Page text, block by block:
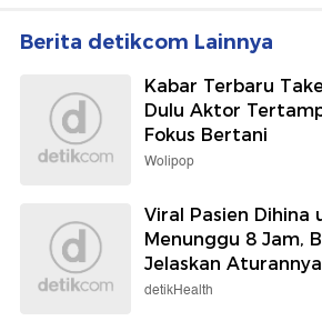
Berita detikcom Lainnya
Kabar Terbaru
Dulu Aktor
Fokus Bertani
Wolipop
Viral Pasien Dihina
Menunggu 8 Jam,
Jelaskan Aturannya
detikHealth